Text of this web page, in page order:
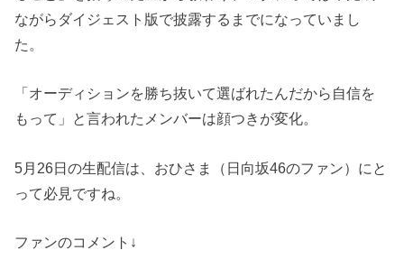
ながらダイジェスト版で披露するまでになっていまし
た。
「オーディションを勝ち抜いて選ばれたんだから自信を
もって」と言われたメンバーは顔つきが変化。
5月26日の生配信は、おひさま（日向坂46のファン）にと
って必見ですね。
ファンのコメント↓